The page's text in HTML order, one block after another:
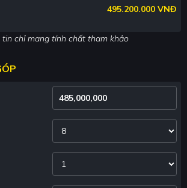
495.200.000 VNĐ
tin chỉ mang tính chất tham khảo